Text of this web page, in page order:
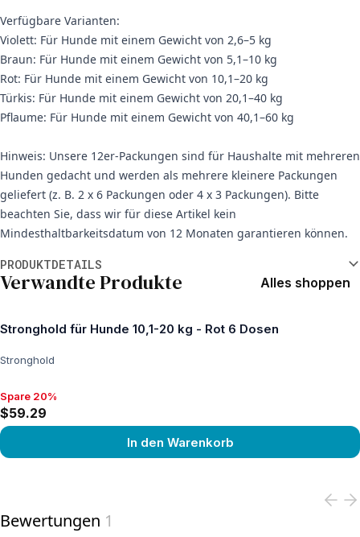
Verfügbare Varianten:
Violett: Für Hunde mit einem Gewicht von 2,6–5 kg
Braun: Für Hunde mit einem Gewicht von 5,1–10 kg
Rot: Für Hunde mit einem Gewicht von 10,1–20 kg
Türkis: Für Hunde mit einem Gewicht von 20,1–40 kg
Pflaume: Für Hunde mit einem Gewicht von 40,1–60 kg
Hinweis: Unsere 12er-Packungen sind für Haushalte mit mehreren
Hunden gedacht und werden als mehrere kleinere Packungen
geliefert (z. B. 2 x 6 Packungen oder 4 x 3 Packungen). Bitte
beachten Sie, dass wir für diese Artikel kein
Mindesthaltbarkeitsdatum von 12 Monaten garantieren können.
PRODUKTDETAILS
Verwandte Produkte Alles shoppen
Stronghold für Hunde 10,1-20 kg - Rot 6 Dosen
Stronghold
Spare 20%, $59.29
Spare 20%
$59.29
In den Warenkorb
Bewertungen 1